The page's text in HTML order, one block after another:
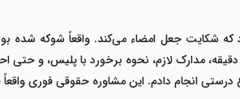
که شکایت جعل امضاء می‌کند. واقعاً شوکه
دقیقه، مدارک لازم، نحوه برخورد با پلیس، و حتی
انجام دادم. اینمشاوره حقوقی فوری